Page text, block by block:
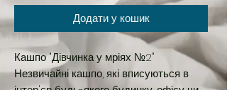
Додати у кошик
Кашпо "Дівчинка у мріях №2"
Незвичайні кашпо, які вписуються в